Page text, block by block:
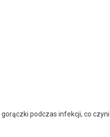
podczas infekcji, co